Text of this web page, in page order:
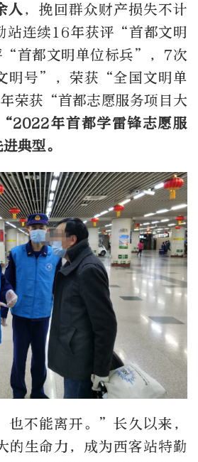
人，挽回群众财产损失不计
站连续16年获评“首都文明
首都文明单位标兵”，7次
明号”，荣获“全国文明单
荣获“首都志愿服务项目大
年首都学雷锋志愿服
典型。
也不能离开。”长久以来，
的生命力，成为西客站特勤